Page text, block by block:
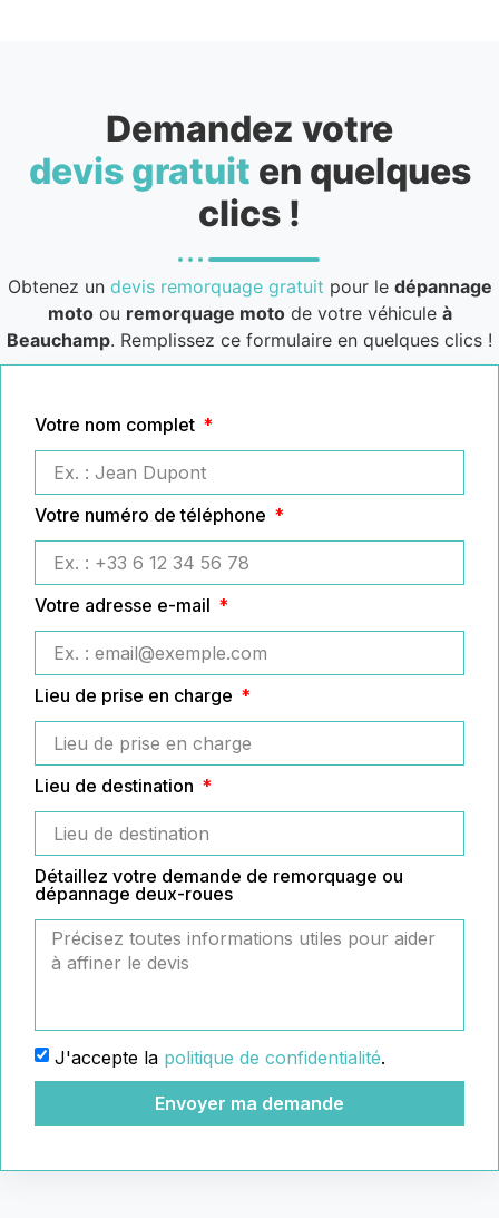
Demandez votre
devis gratuit en quelques
clics !
Obtenez un devis remorquage gratuit pour le dépannage
motoou remorquage motode votre véhicule à
Beauchamp. Remplissez ce formulaire en quelques clics !
Votre nom complet
Votre numéro de téléphone
Votre adresse e-mail
Lieu de prise en charge
Lieu de destination
Détaillez votre demande de remorquage ou
dépannage deux-roues
J'accepte la politique de confidentialité.
Envoyer ma demande